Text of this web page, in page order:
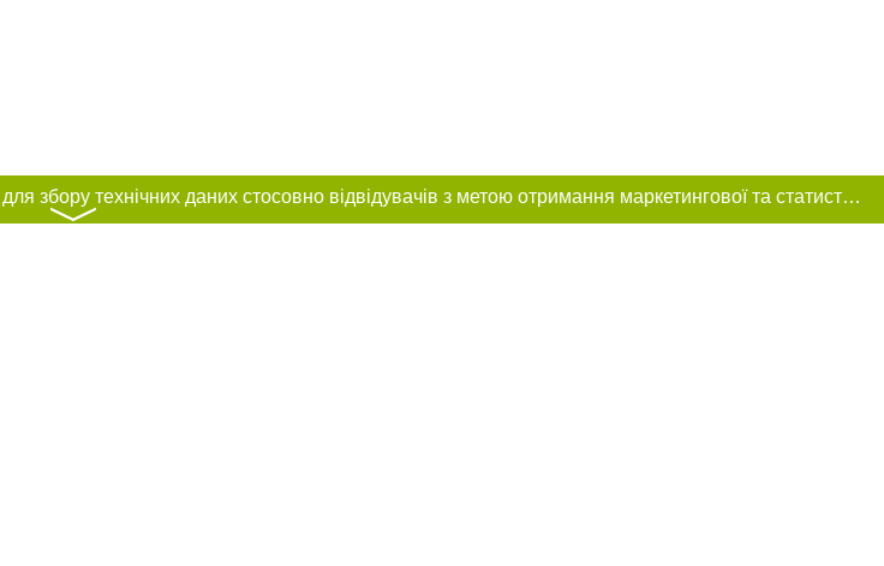
Цей сайт використовує «cookies». Також веб-сайт використовує інтернет-сервіс для збору технічних даних стосовно відвідувачів з метою отримання маркетингової та статистичної інформації. Умови обробки даних відвідувачів сайту див.
〉